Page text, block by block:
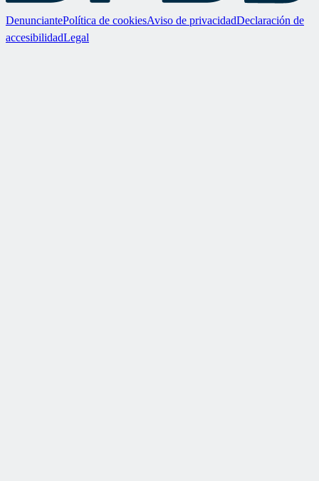
DenunciantePolítica de cookiesAviso de privacidadDeclaración de
accesibilidadLegal